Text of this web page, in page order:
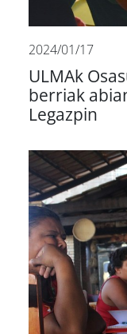
2024/01/17
ULMAk
berriak
Legazpin